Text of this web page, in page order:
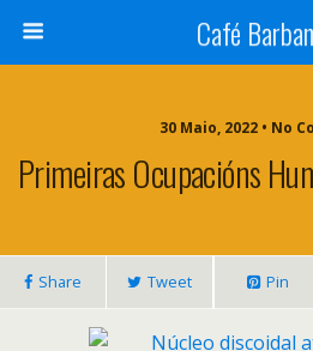
Café
30 Maio, 2022 • No
Primeiras Ocupacións
Share Tweet Pin